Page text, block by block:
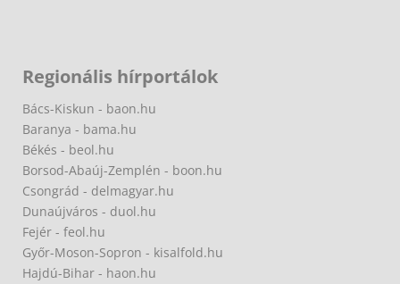
Regionális hírportálok
Bács-Kiskun - baon.hu
Baranya - bama.hu
Békés - beol.hu
Borsod-Abaúj-Zemplén - boon.hu
Csongrád - delmagyar.hu
Dunaújváros - duol.hu
Fejér - feol.hu
Győr-Moson-Sopron - kisalfold.hu
Hajdú-Bihar - haon.hu